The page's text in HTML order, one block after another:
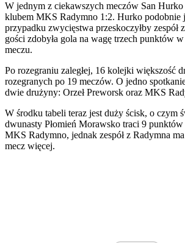
W jednym z ciekawszych meczów San Hurko
klubem MKS Radymno 1:2. Hurko podobnie
przypadku zwycięstwa przeskoczyłby zespół
gości zdobyła gola na wagę trzech punktów
meczu.
Po rozegraniu zaległej, 16 kolejki większość
rozegranych po 19 meczów. O jedno
dwie drużyny: Orzeł Preworsk oraz MKS
W środku tabeli teraz jest duży ścisk, o czym
dwunasty Płomień Morawsko traci 9
MKS Radymno, jednak zespół z Radymna
mecz więcej.